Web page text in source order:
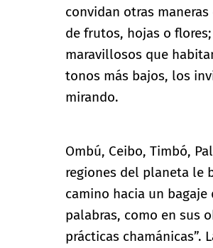
convidan otras
de frutos, hojas o
maravillosos que
tonos más bajos, los
mirando.
Ombú, Ceibo, Timbó,
regiones del planeta le
camino hacia un
palabras, como en sus
prácticas chamánicas”.